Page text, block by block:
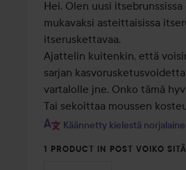
Hei. Olen uusi
mukavaksi asteittaisissa
itseruskettavaa.
Ajattelin kuitenkin, että
sarjan
vartalolle jne. Onko tämä
Tai sekoittaa moussen
Käännetty kielestä
1 PRODUCT IN POST VOIKO